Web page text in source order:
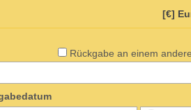
Rückgabe an einem